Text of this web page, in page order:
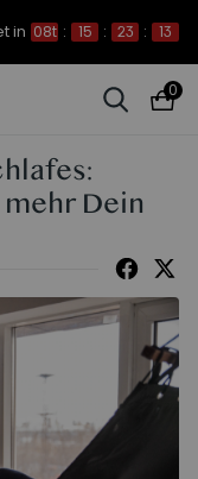
in 08t : 15 : 23 : 12
0
Dein